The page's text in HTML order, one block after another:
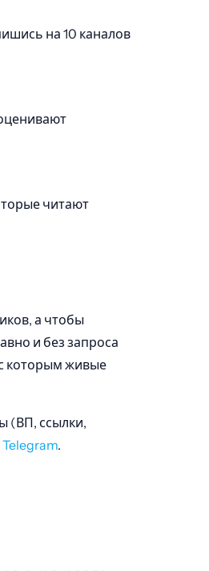
на 10 каналов
читают
а чтобы
и без запроса
с которым живые
(ВП, ссылки,
.